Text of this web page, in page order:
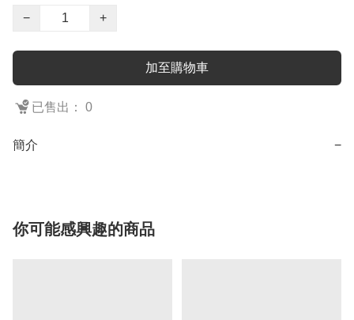
−
+
加至購物車
已售出： 0
簡介 −
你可能感興趣的商品